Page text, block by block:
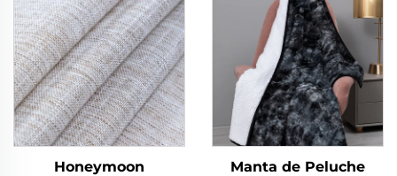
Plush para Dormitorio
microfibra sólida para
todas las temporadas
Honeymoon
Manta de Peluche